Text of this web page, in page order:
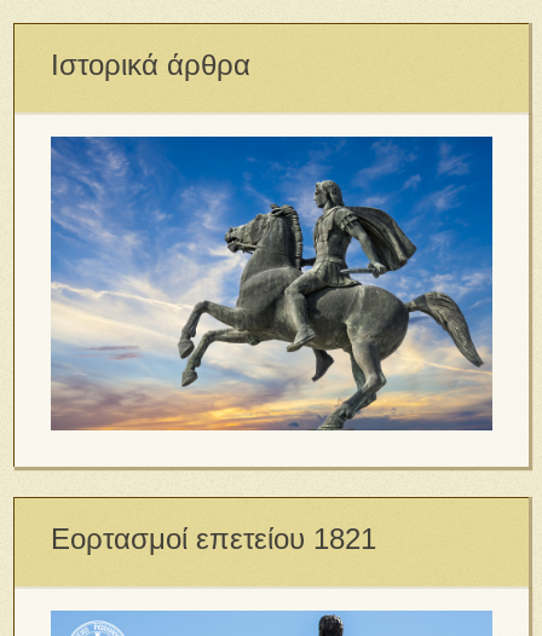
Ιστορικά άρθρα
Εορτασμοί επετείου 1821